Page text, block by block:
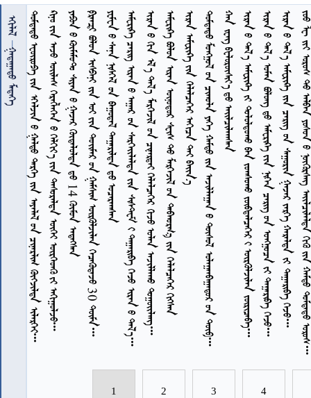


             
7
            
7
        14             30 
7
                      
7
            
7
                             
7
               
7
              
7
             
7        
1 2 3 4